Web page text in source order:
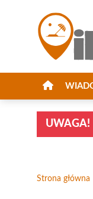
UWAGA!
Strona główna